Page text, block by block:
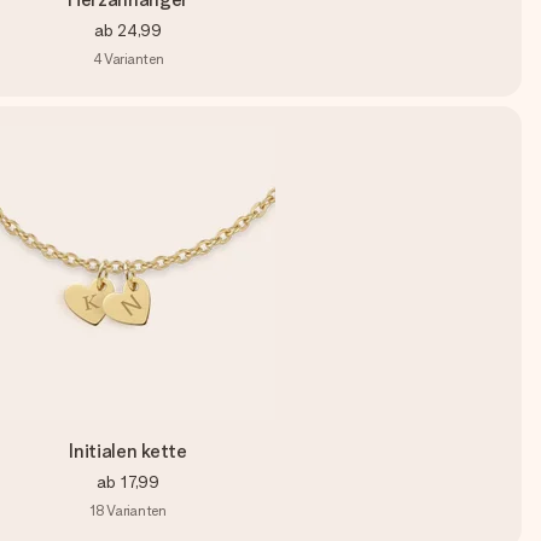
ab 24,99
4Varianten
Initialen kette
ab 17,99
18Varianten